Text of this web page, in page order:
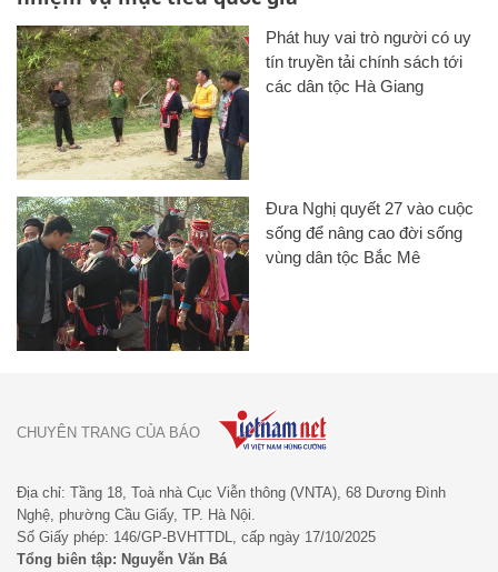
Phát huy vai trò người có uy
tín truyền tải chính sách tới
các dân tộc Hà Giang
Đưa Nghị quyết 27 vào cuộc
sống để nâng cao đời sống
vùng dân tộc Bắc Mê
Địa chỉ: Tầng 18, Toà nhà Cục Viễn thông (VNTA), 68 Dương Đình
Nghệ, phường Cầu Giấy, TP. Hà Nội.
Số Giấy phép: 146/GP-BVHTTDL, cấp ngày 17/10/2025
Tổng biên tập: Nguyễn Văn Bá
CHUYÊN TRANG CỦA BÁO